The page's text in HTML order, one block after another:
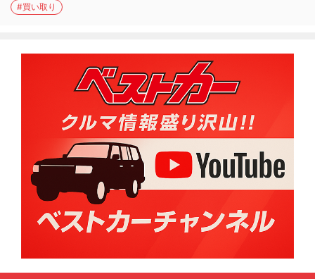
#買い取り